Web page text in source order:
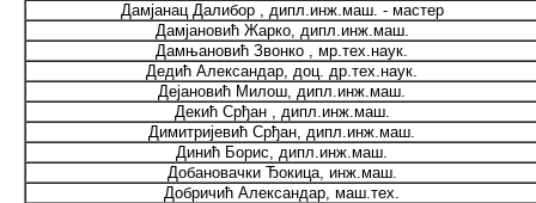
Дамјанац Далибор , дипл.инж.маш. - мастер
Дамјановић Жарко, дипл.инж.маш.
Дамњановић Звонко , мр.тех.наук.
Дедић Александар, доц. др.тех.наук.
Дејановић Милош, дипл.инж.маш.
Декић Срђан , дипл.инж.маш.
Димитријевић Срђан, дипл.инж.маш.
Динић Борис, дипл.инж.маш.
Добановачки Ђокица, инж.маш.
Добричић Александар, маш.тех.